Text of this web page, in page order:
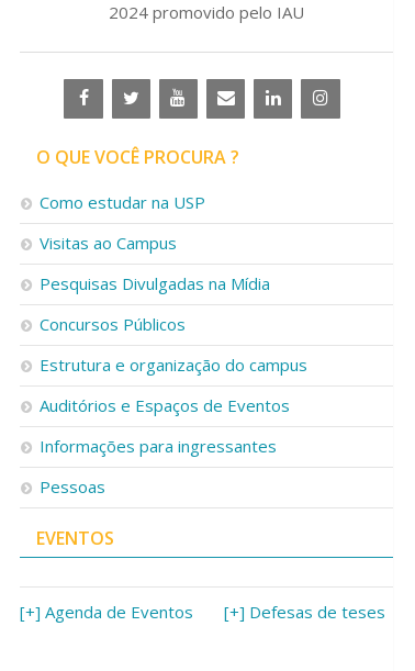
2024 promovido pelo IAU
O QUE VOCÊ PROCURA ?
Como estudar na USP
Visitas ao Campus
Pesquisas Divulgadas na Mídia
Concursos Públicos
Estrutura e organização do campus
Auditórios e Espaços de Eventos
Informações para ingressantes
Pessoas
EVENTOS
[+] Agenda de Eventos [+] Defesas de teses